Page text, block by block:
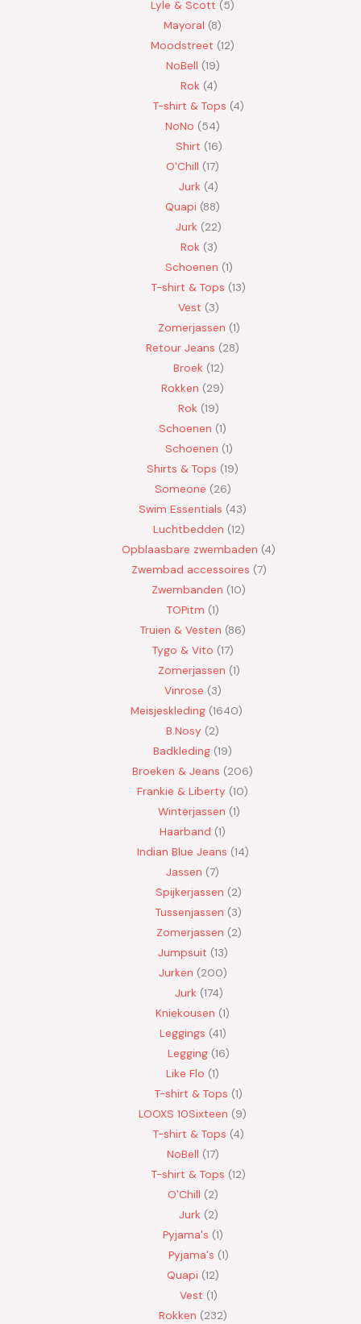
Lyle & Scott
5
Mayoral 8
Moodstreet 12
NoBell 19
Rok 4
T-shirt & Tops 4
NoNo
54
Shirt 16
O'Chill 17
Jurk 4
Quapi 88
Jurk
22
Rok 3
Schoenen 1
T-shirt & Tops 13
Vest
3
Zomerjassen 1
Retour Jeans
28
Broek 12
Rokken
29
Rok 19
Schoenen 1
Schoenen 1
Shirts & Tops 19
Someone 26
Swim Essentials 43
Luchtbedden 12
Opblaasbare zwembaden 4
Zwembad accessoires 7
Zwembanden 10
TOPitm 1
Truien & Vesten 86
Tygo & Vito 17
Zomerjassen 1
Vinrose 3
Meisjeskleding 1640
B.Nosy
2
Badkleding 19
Broeken & Jeans
206
Frankie & Liberty 10
Winterjassen 1
Haarband 1
Indian Blue Jeans 14
Jassen 7
Spijkerjassen
2
Tussenjassen
3
Zomerjassen 2
Jumpsuit 13
Jurken 200
Jurk 174
Kniekousen 1
Leggings 41
Legging 16
Like Flo 1
T-shirt & Tops 1
LOOXS 10Sixteen
9
T-shirt & Tops 4
NoBell 17
T-shirt & Tops 12
O'Chill 2
Jurk
2
Pyjama's 1
Pyjama's 1
Quapi 12
Vest 1
Rokken 232